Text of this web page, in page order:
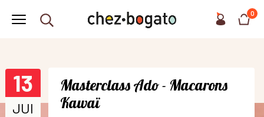
0
13
JUI
Masterclass Ado - Macarons
Kawaï